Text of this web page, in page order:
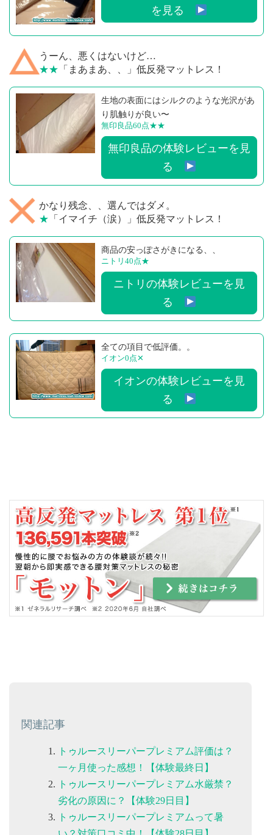
を見る
うーん、悪くはないけど…
★★ 「まあまあ、、」低反発マットレス！
生地の表面にはシルクのような光沢があ
り肌触りが良い〜
無印良品60点★★
無印良品の体験レビューを見
る
かなり残念、、選んではダメ。
★ 「イマイチ（涙）」低反発マットレス！
商品の安っぽさがきになる、、
ニトリ40点★
ニトリの体験レビューを見
る
全ての項目で低評価。。
イオン0点✕
イオンの体験レビューを見
る
関連記事
トゥルースリーパープレミアム評価は？
一ヶ月使った感想！【体験最終日】
トゥルースリーパープレミアム水厳禁？
劣化の原因に？【体験29日目】
トゥルースリーパープレミアムって暑